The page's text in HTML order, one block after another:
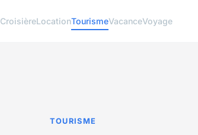
CroisièreLocationTourismeVacanceVoyage
TOURISME